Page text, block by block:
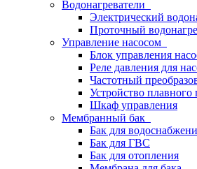
Водонагреватели
Электрический
Проточный
Управление насосом
Блок управления
Реле давления для
Частотный
Устройство
Шкаф управления
Мембранный бак
Бак для
Бак для ГВС
Бак для отопления